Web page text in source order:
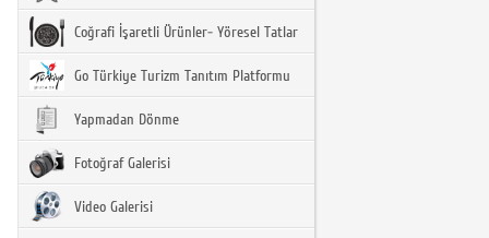
Coğrafi İşaretli Ürünler- Yöresel Tatlar
Go Türkiye Turizm Tanıtım Platformu
Yapmadan Dönme
Fotoğraf Galerisi
Video Galerisi